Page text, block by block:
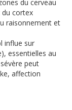
du cerveau
du cortex
raisonnement et
influe sur
essentielles au
peut
affection